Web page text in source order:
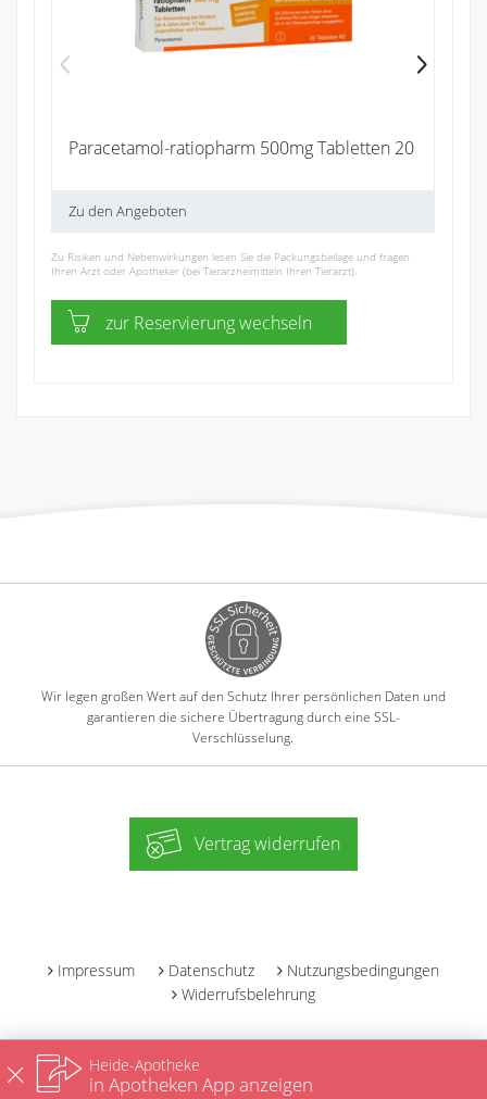
Paracetamol-ratiopharm 500mg Tabletten 20
Zu den Angeboten
Zu Risiken und Nebenwirkungen lesen Sie die Packungsbeilage und fragen
Ihren Arzt oder Apotheker (bei Tierarzneimitteln Ihren Tierarzt).
zur Reservierung wechseln
Wir legen großen Wert auf den Schutz Ihrer persönlichen Daten und
garantieren die sichere Übertragung durch eine SSL-
Verschlüsselung.
Vertrag widerrufen
Impressum Datenschutz
Nutzungsbedingungen
Widerrufsbelehrung
Heide-Apotheke
in Apotheken App anzeigen